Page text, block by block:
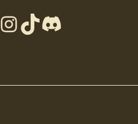
Instagram
TikTokDiscord